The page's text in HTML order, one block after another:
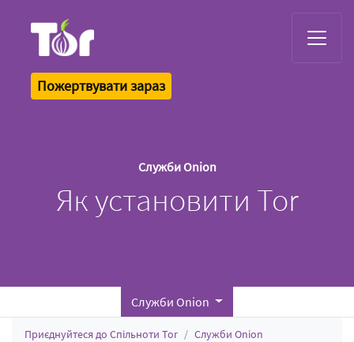
Пожертвувати зараз
Служби Onion
Як установити Tor
Служби Onion
Приєднуйтеся до Спільноти Tor
Служби Onion